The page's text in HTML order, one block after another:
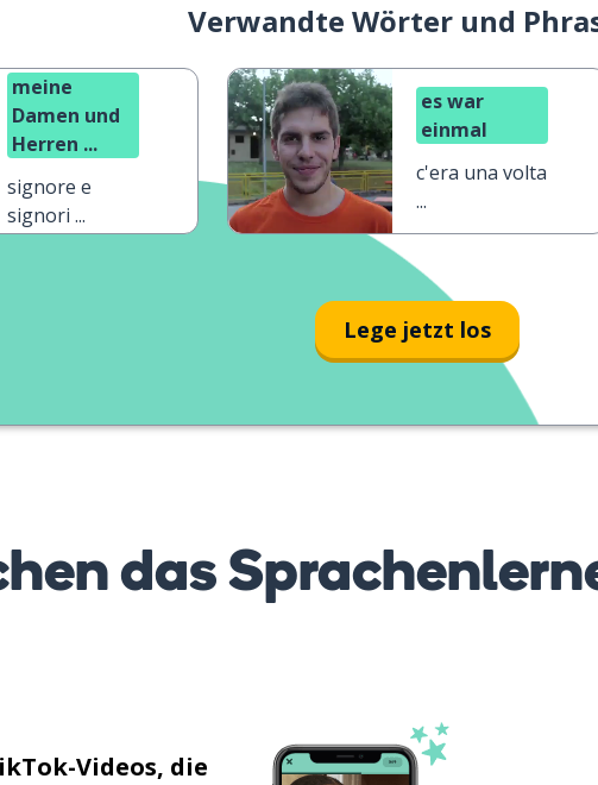
Verwandte Wörter und
meine
Damen und
Herren ...
signore e
signori ...
es war
einmal
c'era una volta
...
Lege jetzt los
das
Videos, die